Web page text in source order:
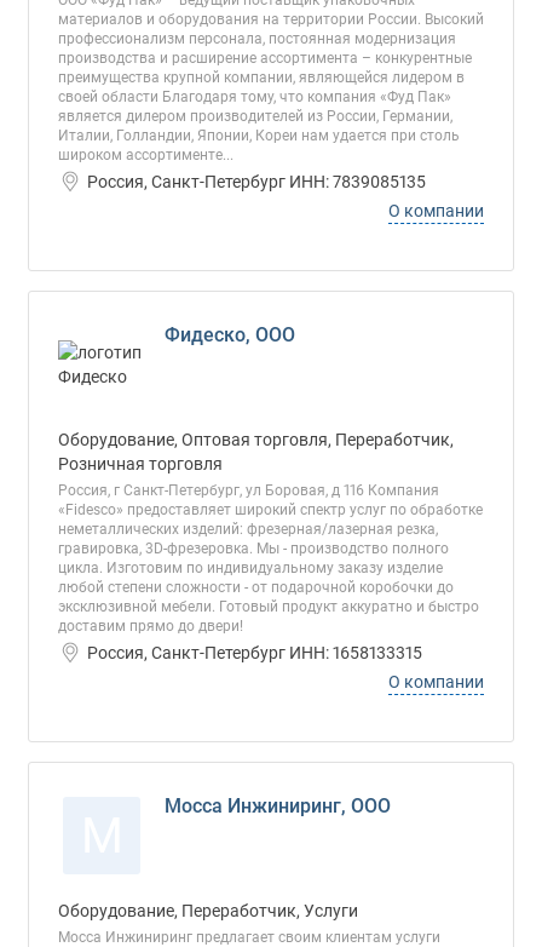
материалов и оборудования на территории России. Высокий
профессионализм персонала, постоянная модернизация
производства и расширение ассортимента – конкурентные
преимущества крупной компании, являющейся лидером в
своей области Благодаря тому, что компания «Фуд Пак»
является дилером производителей из России, Германии,
Италии, Голландии, Японии, Кореи нам удается при столь
широком ассортименте...
Россия, Санкт-Петербург ИНН: 7839085135
О компании
Фидеско, ООО
Оборудование, Оптовая торговля, Переработчик,
Розничная торговля
Россия, г Санкт-Петербург, ул Боровая, д 116 Компания
«Fidesco» предоставляет широкий спектр услуг по обработке
неметаллических изделий: фрезерная/лазерная резка,
гравировка, 3D-фрезеровка. Мы - производство полного
цикла. Изготовим по индивидуальному заказу изделие
любой степени сложности - от подарочной коробочки до
эксклюзивной мебели. Готовый продукт аккуратно и быстро
доставим прямо до двери!
Россия, Санкт-Петербург ИНН: 1658133315
О компании
Мосса Инжиниринг, ООО
Оборудование, Переработчик, Услуги
Мосса Инжиниринг предлагает своим клиентам услуги